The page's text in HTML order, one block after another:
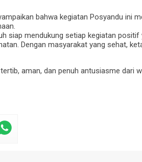
bahwa kegiatan Posyandu ini
siap mendukung setiap kegiatan
Dengan masyarakat yang sehat,
aman, dan penuh antusiasme dari